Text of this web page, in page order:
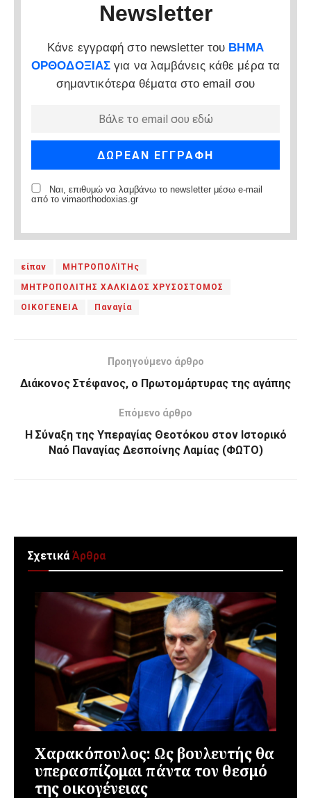
Newsletter
Κάνε εγγραφή στο newsletter του ΒΗΜΑ
ΟΡΘΟΔΟΞΙΑΣ για να λαμβάνεις κάθε μέρα τα
σημαντικότερα θέματα στο email σου
Ναι, επιθυμώ να λαμβάνω το newsletter μέσω e-mail
από το vimaorthodoxias.gr
είπαν ΜΗΤΡΟΠΟΛΊΤΗς
ΜΗΤΡΟΠΟΛΙΤΗΣ ΧΑΛΚΙΔΟΣ ΧΡΥΣΟΣΤΟΜΟΣ
ΟΙΚΟΓΕΝΕΙΑ Παναγία
Προηγούμενο άρθρο
Διάκονος Στέφανος, ο Πρωτομάρτυρας της αγάπης
Επόμενο άρθρο
Η Σύναξη της Υπεραγίας Θεοτόκου στον Ιστορικό
Ναό Παναγίας Δεσποίνης Λαμίας (ΦΩΤΟ)
ΣχετικάΆρθρα
Χαρακόπουλος: Ως βουλευτής θα
υπερασπίζομαι πάντα τον θεσμό
της οικογένειας